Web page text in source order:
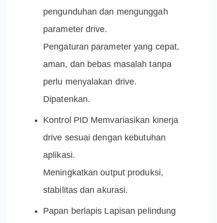
pengunduhan dan mengunggah
parameter drive.
Pengaturan parameter yang cepat,
aman, dan bebas masalah tanpa
perlu menyalakan drive.
Dipatenkan.
Kontrol PID Memvariasikan kinerja
drive sesuai dengan kebutuhan
aplikasi.
Meningkatkan output produksi,
stabilitas dan akurasi.
Papan berlapis Lapisan pelindung